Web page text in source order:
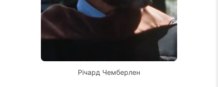
Річард Чемберлен